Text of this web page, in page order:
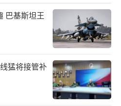
。
朗普200%关税落地，那
索性都100%起步吧。
法国葡萄酒，也都别卖
。
巴基斯坦王
猛将接管补